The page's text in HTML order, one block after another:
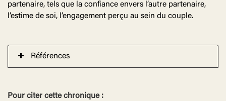
partenaire, tels que la confiance envers l’autre partenaire,
l’estime de soi, l’engagement perçu au sein du couple.
Références
Pour citer cette chronique :